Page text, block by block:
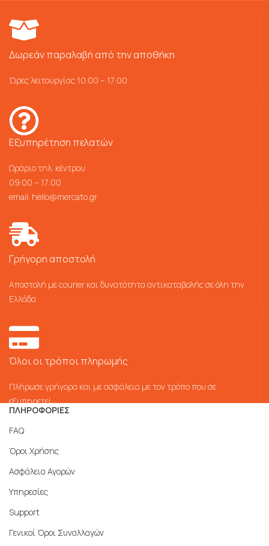
Δωρεάν παραλαβή από την αποθήκη
Ώρες λειτουργίας 10:00 – 17:00
Εξυπηρέτηση πελατών
Ωράριο τηλ. κέντρου
09:00 – 17:00
email: hello@mercato.gr
Γρήγορη αποστολή
Αποστολή με courier και δυνατότητα αντικαταβολής σε όλη την
Ελλάδα
Όλοι οι τρόποι πληρωμής
Πλήρωσε γρήγορα και με ασφάλεια με τον τρόπο που σε
εξυπηρετεί
ΠΛΗΡΟΦΟΡΙΕΣ
FAQ
Όροι Χρήσης
Ασφάλεια Αγορών
Υπηρεσίες
Support
Γενικοί Όροι Συναλλαγών